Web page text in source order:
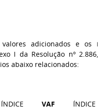
adicionados e os
I da Resolução nº 2.886,
abaixo relacionados:
ÍNDICE
VAF
ÍNDICE